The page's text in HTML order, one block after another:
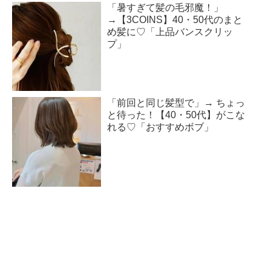
「暑すぎて髪の毛邪魔！」
→【3COINS】40・50代のまと
め髪に♡「上品バンスクリッ
プ」
「前回と同じ髪型で」→ ちょっ
と待った！【40・50代】がこな
れる♡「おすすめボブ」